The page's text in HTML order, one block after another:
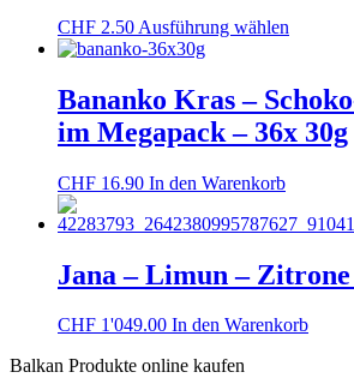
CHF 2.50 Ausführung wählen
mehrere
auf.
auf
gewählt
Bananko Kras –
im Megapack – 36x 30g
CHF 16.90 In den Warenkorb
Jana – Limun – Zitrone
CHF 1'049.00 In den Warenkorb
Balkan Produkte online kaufen